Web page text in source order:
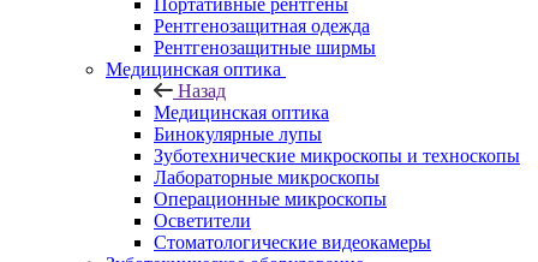
Портативные рентгены
Рентгенозащитная одежда
Рентгенозащитные ширмы
Медицинская оптика
Назад
Медицинская оптика
Бинокулярные лупы
Зуботехнические микроскопы и техноскопы
Лабораторные микроскопы
Операционные микроскопы
Осветители
Стоматологические видеокамеры